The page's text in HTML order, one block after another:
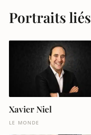
Portraits liés
Xavier Niel
LE MONDE